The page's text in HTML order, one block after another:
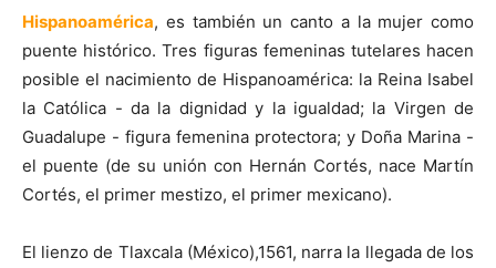
Hispanoamérica, es también un canto a la mujer como
puente histórico. Tres figuras femeninas tutelares hacen
posible el nacimiento de Hispanoamérica: la Reina Isabel
la Católica - da la dignidad y la igualdad; la Virgen de
Guadalupe - figura femenina protectora; y Doña Marina -
el puente (de su unión con Hernán Cortés, nace Martín
Cortés, el primer mestizo, el primer mexicano).
El lienzo de Tlaxcala (México),1561, narra la llegada de los